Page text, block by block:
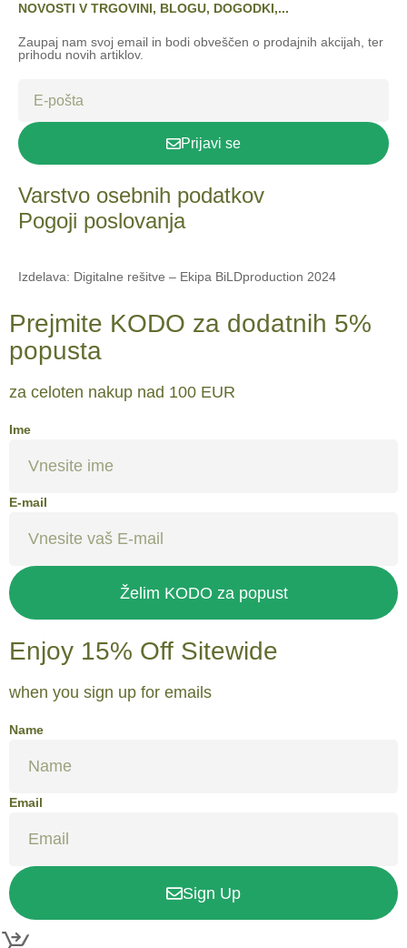
NOVOSTI V TRGOVINI, BLOGU, DOGODKI,...
Zaupaj nam svoj email in bodi obveščen o prodajnih akcijah, ter
prihodu novih artiklov.
Prijavi se
Varstvo osebnih podatkov
Pogoji poslovanja
Izdelava: Digitalne rešitve – Ekipa BiLDproduction 2024
Prejmite KODO za dodatnih 5%
popusta
za celoten nakup nad 100 EUR
Ime
E-mail
Želim KODO za popust
Enjoy 15% Off Sitewide
when you sign up for emails
Name
Email
Sign Up